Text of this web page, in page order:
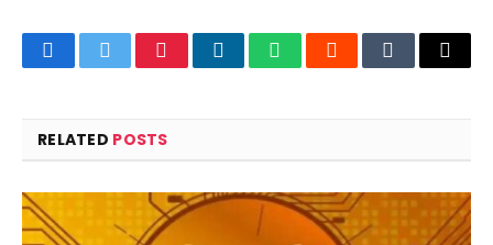
FacebookTwitterPinterestLinkedInWhatsAppRedditTumblrEmail
RELATED POSTS